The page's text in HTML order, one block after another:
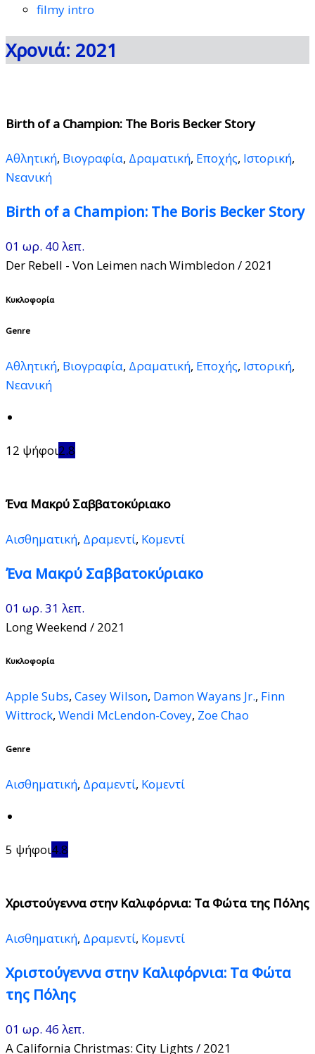
filmy intro
Χρονιά: 2021
Birth of a Champion: The Boris Becker Story
Αθλητική, Βιογραφία, Δραματική, Εποχής, Ιστορική,
Νεανική
Birth of a Champion: The Boris Becker Story
01 ωρ. 40 λεπ.
Der Rebell - Von Leimen nach Wimbledon/ 2021
Κυκλοφορία
Genre
Αθλητική, Βιογραφία, Δραματική, Εποχής, Ιστορική,
Νεανική
12 ψήφοι2.8
Ένα Μακρύ Σαββατοκύριακο
Αισθηματική, Δραμεντί, Κομεντί
Ένα Μακρύ Σαββατοκύριακο
01 ωρ. 31 λεπ.
Long Weekend / 2021
Κυκλοφορία
Apple Subs, Casey Wilson, Damon Wayans Jr., Finn
Wittrock, Wendi McLendon-Covey, Zoe Chao
Genre
Αισθηματική, Δραμεντί, Κομεντί
5 ψήφοι4.8
Χριστούγεννα στην Καλιφόρνια: Τα Φώτα της Πόλης
Αισθηματική, Δραμεντί, Κομεντί
Χριστούγεννα στην Καλιφόρνια: Τα Φώτα
της Πόλης
01 ωρ. 46 λεπ.
A California Christmas: City Lights / 2021